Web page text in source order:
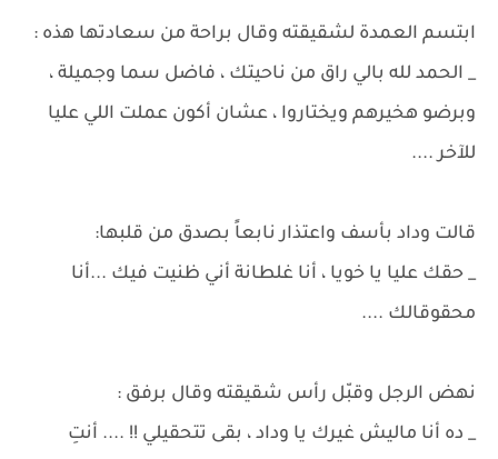
ابتسم العمدة لشقيقته وقال براحة من سعادتها هذه :
_ الحمد لله بالي راق من ناحيتك ، فاضل سما وجميلة ،
وبرضو هخيرهم ويختاروا ، عشان أكون عملت اللي عليا
للآخر ....
قالت وداد بأسف واعتذار نابعاً بصدق من قلبها:
_ حقك عليا يا خويا ، أنا غلطانة أني ظنيت فيك ...أنا
محقوقالك ....
نهض الرجل وقبّل رأس شقيقته وقال برفق :
_ ده أنا ماليش غيرك يا وداد ، بقى تتحقيلي !! .... أنتِ